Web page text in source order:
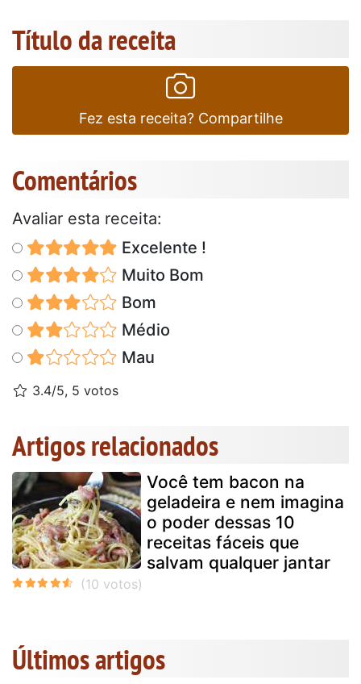
Título da receita
Fez esta receita? Compartilhe
Comentários
Avaliar esta receita:
Excelente !
Muito Bom
Bom
Médio
Mau
3.4/5, 5 votos
Artigos relacionados
Você tem bacon na
geladeira e nem imagina
o poder dessas 10
receitas fáceis que
salvam qualquer jantar
Últimos artigos